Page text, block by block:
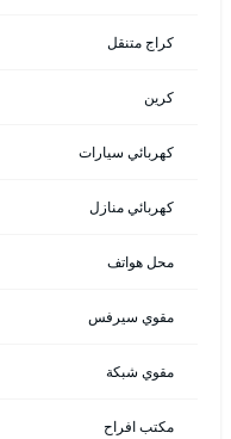
كراج متنقل
كرين
كهربائي سيارات
كهربائي منازل
محل هواتف
مقوي سيرفس
مقوي شبكة
مكتب افراح